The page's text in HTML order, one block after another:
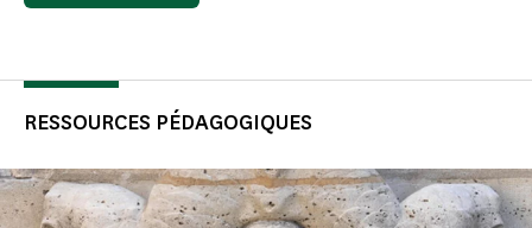
RESSOURCES PÉDAGOGIQUES